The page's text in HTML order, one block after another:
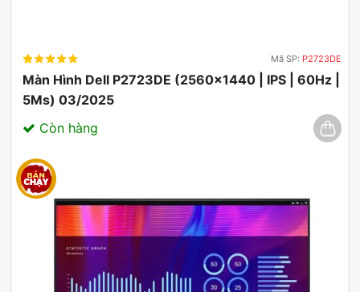
Mã SP: P2723DE
Màn Hình Dell P2723DE (2560×1440 | IPS | 60Hz |
5Ms) 03/2025
Còn hàng